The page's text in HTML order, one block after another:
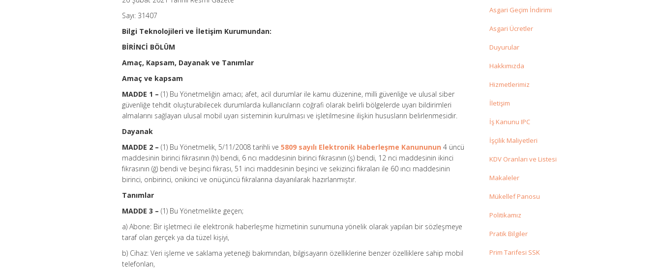
Sayı: 31407
Bilgi Teknolojileri ve İletişim Kurumundan:
BİRİNCİ BÖLÜM
Amaç, Kapsam, Dayanak ve Tanımlar
Amaç ve kapsam
MADDE 1 – (1) Bu Yönetmeliğin amacı; afet, acil durumlar ile kamu düzenine, milli güvenliğe ve ulusal siber
güvenliğe tehdit oluşturabilecek durumlarda kullanıcıların coğrafi olarak belirli bölgelerde uyarı bildirimleri
almalarını sağlayan ulusal mobil uyarı sisteminin kurulması ve işletilmesine ilişkin hususların belirlenmesidir.
Dayanak
MADDE 2 – (1) Bu Yönetmelik, 5/11/2008 tarihli ve5809 sayılı Elektronik Haberleşme Kanununun 4 üncü
maddesinin birinci fıkrasının (h) bendi, 6 ncı maddesinin birinci fıkrasının (ş) bendi, 12 nci maddesinin ikinci
fıkrasının (ğ) bendi ve beşinci fıkrası, 51 inci maddesinin beşinci ve sekizinci fıkraları ile 60 ıncı maddesinin
birinci, onbirinci, onikinci ve onüçüncü fıkralarına dayanılarak hazırlanmıştır.
Tanımlar
MADDE 3 – (1) Bu Yönetmelikte geçen;
a) Abone: Bir işletmeci ile elektronik haberleşme hizmetinin sunumuna yönelik olarak yapılan bir sözleşmeye
taraf olan gerçek ya da tüzel kişiyi,
b) Cihaz: Veri işleme ve saklama yeteneği bakımından, bilgisayarın özelliklerine benzer özelliklere sahip mobil
telefonları,
Asgari Geçim İndirimi
Asgari Ücretler
Duyurular
Hakkımızda
Hizmetlerimiz
İletişim
İş Kanunu IPC
İşçilik Maliyetleri
KDV Oranları ve Listesi
Makaleler
Mükellef Panosu
Politikamız
Pratik Bilgiler
Prim Tarifesi SSK